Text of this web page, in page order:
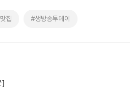
집 #생방송투데이
]